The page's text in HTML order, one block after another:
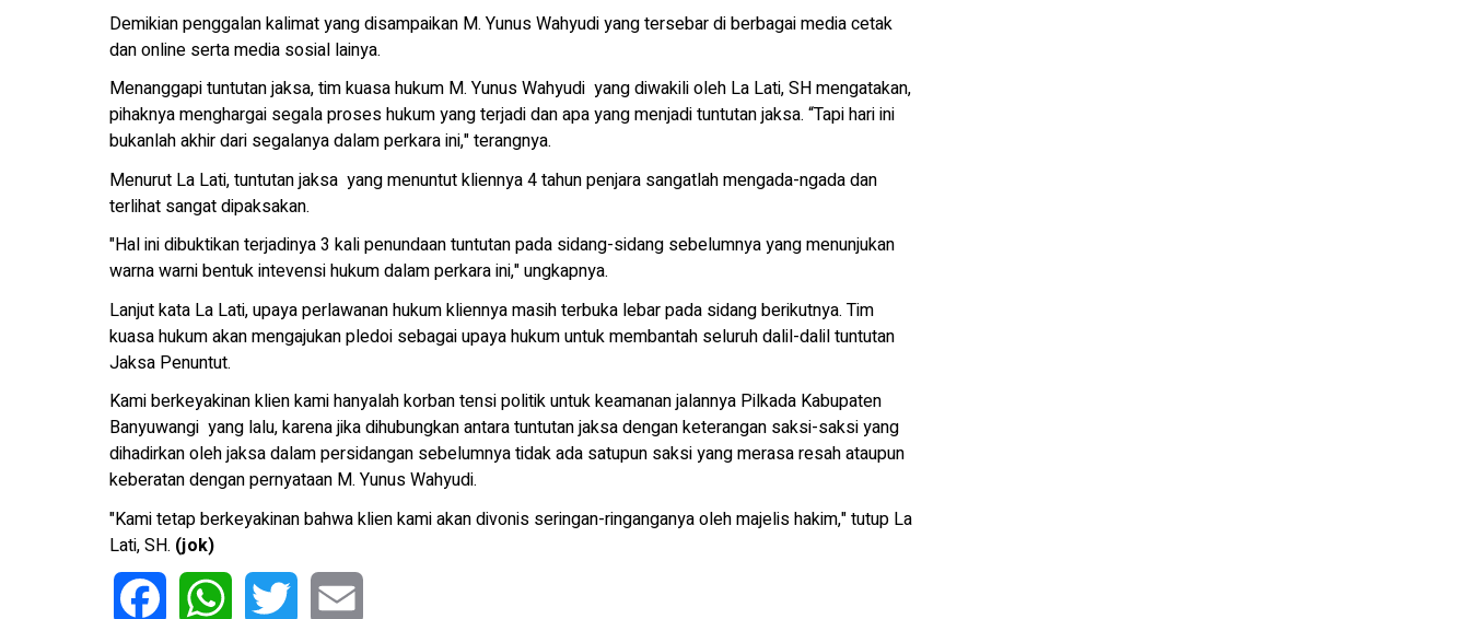
Demikian penggalan kalimat yang disampaikan M. Yunus Wahyudi yang tersebar di berbagai media cetak
dan online serta media sosial lainya.
Menanggapi tuntutan jaksa, tim kuasa hukum M. Yunus Wahyudi yang diwakili oleh La Lati, SH mengatakan,
pihaknya menghargai segala proses hukum yang terjadi dan apa yang menjadi tuntutan jaksa. “Tapi hari ini
bukanlah akhir dari segalanya dalam perkara ini," terangnya.
Menurut La Lati, tuntutan jaksa yang menuntut kliennya 4 tahun penjara sangatlah mengada-ngada dan
terlihat sangat dipaksakan.
"Hal ini dibuktikan terjadinya 3 kali penundaan tuntutan pada sidang-sidang sebelumnya yang menunjukan
warna warni bentuk intevensi hukum dalam perkara ini," ungkapnya.
Lanjut kata La Lati, upaya perlawanan hukum kliennya masih terbuka lebar pada sidang berikutnya. Tim
kuasa hukum akan mengajukan pledoi sebagai upaya hukum untuk membantah seluruh dalil-dalil tuntutan
Jaksa Penuntut.
Kami berkeyakinan klien kami hanyalah korban tensi politik untuk keamanan jalannya Pilkada Kabupaten
Banyuwangi yang lalu, karena jika dihubungkan antara tuntutan jaksa dengan keterangan saksi-saksi yang
dihadirkan oleh jaksa dalam persidangan sebelumnya tidak ada satupun saksi yang merasa resah ataupun
keberatan dengan pernyataan M. Yunus Wahyudi.
"Kami tetap berkeyakinan bahwa klien kami akan divonis seringan-ringanganya oleh majelis hakim," tutup La
Lati, SH. (jok)